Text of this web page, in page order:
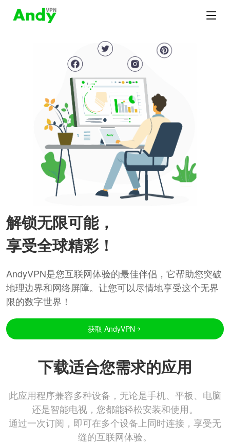
解锁无限可能，
享受全球精彩！
AndyVPN是您互联网体验的最佳伴侣，它帮助您突破
地理边界和网络屏障。让您可以尽情地享受这个无界
限的数字世界！
获取 AndyVPN
下载适合您需求的应用
此应用程序兼容多种设备，无论是手机、平板、电脑
还是智能电视，您都能轻松安装和使用。
通过一次订阅，即可在多个设备上同时连接，享受无
缝的互联网体验。